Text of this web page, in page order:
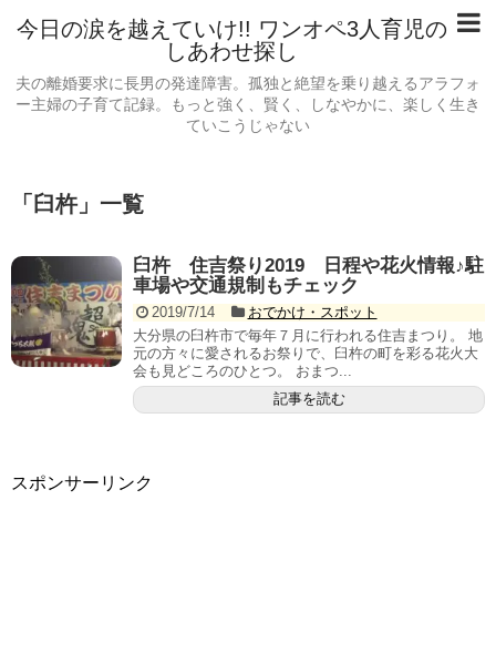
今日の涙を越えていけ!! ワンオペ3人育児の
しあわせ探し
夫の離婚要求に長男の発達障害。孤独と絶望を乗り越えるアラフォ
ー主婦の子育て記録。もっと強く、賢く、しなやかに、楽しく生き
ていこうじゃない
「 臼杵」 一覧
臼杵 住吉祭り2019 日程や花火情報♪駐
車場や交通規制もチェック
2019/7/14
おでかけ・スポット
大分県の臼杵市で毎年７月に行われる住吉まつり。 地
元の方々に愛されるお祭りで、臼杵の町を彩る花火大
会も見どころのひとつ。 おまつ...
記事を読む
スポンサーリンク